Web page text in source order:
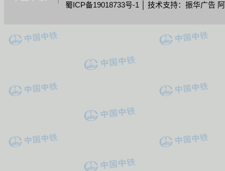
蜀ICP备19018733号-1 │ 技术支持：振华广告